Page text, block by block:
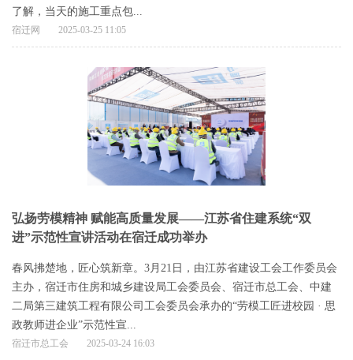
了解，当天的施工重点包...
宿迁网 2025-03-25 11:05
弘扬劳模精神 赋能高质量发展——江苏省住建系统“双
进”示范性宣讲活动在宿迁成功举办
春风拂楚地，匠心筑新章。3月21日，由江苏省建设工会工作委员会
主办，宿迁市住房和城乡建设局工会委员会、宿迁市总工会、中建
二局第三建筑工程有限公司工会委员会承办的“劳模工匠进校园 · 思
政教师进企业”示范性宣...
宿迁市总工会 2025-03-24 16:03